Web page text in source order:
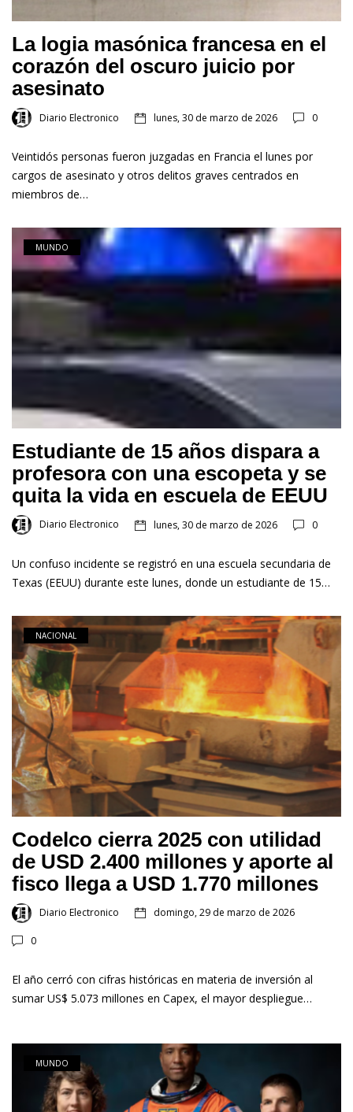
La logia masónica francesa en el
corazón del oscuro juicio por
asesinato
Diario Electronico lunes, 30 de marzo de 2026 0
Veintidós personas fueron juzgadas en Francia el lunes por
cargos de asesinato y otros delitos graves centrados en
miembros de…
MUNDO
Estudiante de 15 años dispara a
profesora con una escopeta y se
quita la vida en escuela de EEUU
Diario Electronico lunes, 30 de marzo de 2026 0
Un confuso incidente se registró en una escuela secundaria de
Texas (EEUU) durante este lunes, donde un estudiante de 15…
NACIONAL
Codelco cierra 2025 con utilidad
de USD 2.400 millones y aporte al
fisco llega a USD 1.770 millones
Diario Electronico domingo, 29 de marzo de 2026
0
El año cerró con cifras históricas en materia de inversión al
sumar US$ 5.073 millones en Capex, el mayor despliegue…
MUNDO